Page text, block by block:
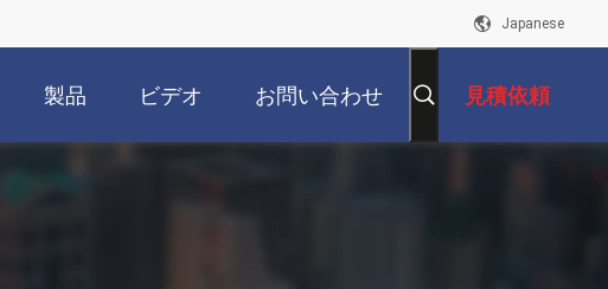
Japanese
製品 ビデオ お問い合わせ 見積依頼